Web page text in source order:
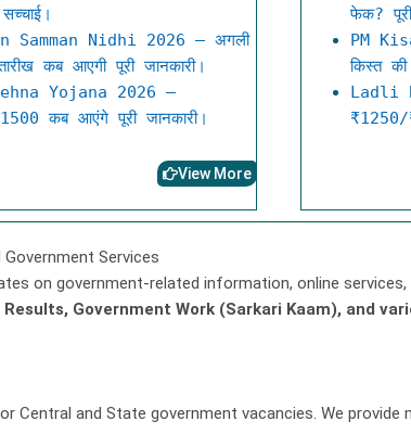
Samman Nidhi 2026 – अगली
कब आएगी पूरी जानकारी।
Yojana 2026 –
कब आएंगे पूरी जानकारी।
View More
फेक?
PM
किस्त
Ladli
₹1250/
Government Services
on government-related information, online
Government Work (Sarkari Kaam), and
and State government vacancies. We provide